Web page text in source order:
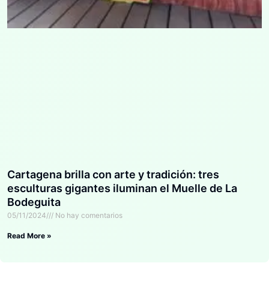
Cartagena brilla con arte y tradición: tres
esculturas gigantes iluminan el Muelle de La
Bodeguita
05/11/2024 No hay comentarios
Read More »